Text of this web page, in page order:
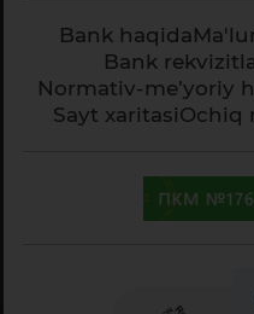
Bank haqida
Bank
Normativ-me’yoriy
Sayt xaritasiOchiq